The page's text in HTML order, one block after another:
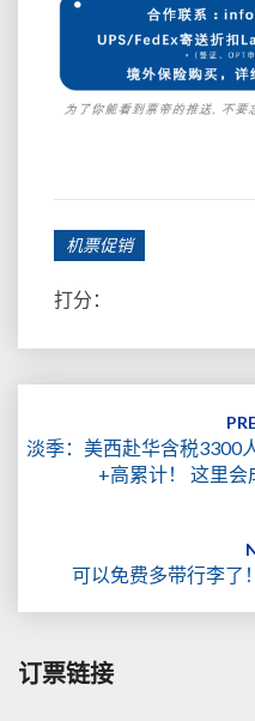
机票促销
打分：
淡季：美西赴华含税3300
+高累计！ 这里会
可以免费多带行李了
订票链接